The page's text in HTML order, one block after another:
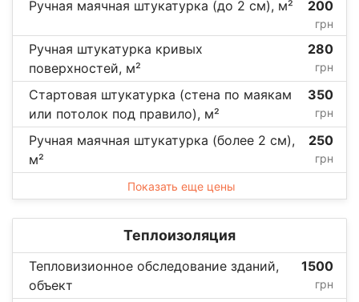
Ручная маячная штукатурка (до 2 см), м² 200
грн
Ручная штукатурка кривых
поверхностей, м²
280
грн
Стартовая штукатурка (стена по маякам
или потолок под правило), м²
350
грн
Ручная маячная штукатурка (более 2 см),
м²
250
грн
Показать еще цены
Теплоизоляция
Тепловизионное обследование зданий,
объект
1500
грн